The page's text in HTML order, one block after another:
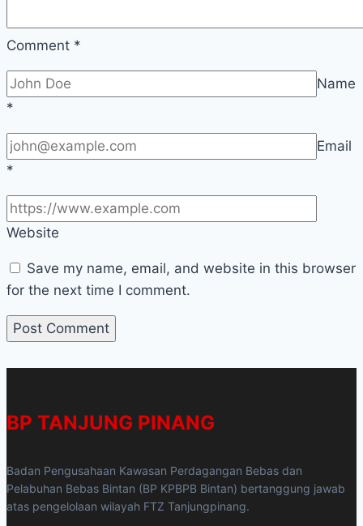
Comment *
Name
*
Email
*
Website
Save my name, email, and website in this browser
for the next time I comment.
BP TANJUNG PINANG
Badan Pengusahaan Kawasan Perdagangan Bebas dan
Pelabuhan Bebas Bintan (BP KPBPB Bintan) bertanggung jawab
atas pengelolaan wilayah FTZ Tanjungpinang.